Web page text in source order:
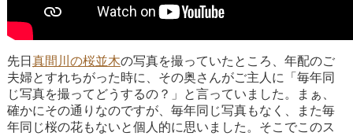
先日 真間川の桜並木の写真を撮っていたところ、年配のご
夫婦とすれちがった時に、その奥さんがご主人に「毎年同
じ写真を撮ってどうするの？」と言っていました。まぁ、
確かにその通りなのですが、毎年同じ写真もなく、また毎
年同じ桜の花もないと個人的に思いました。そこでこのス